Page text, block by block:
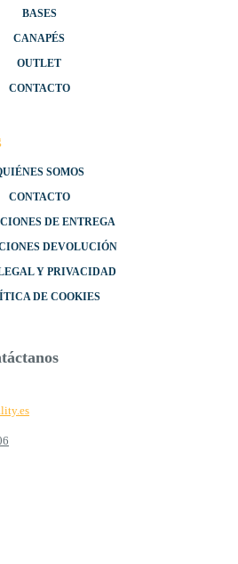
BASES
CANAPÉS
OUTLET
CONTACTO
SOMOS
CONTACTO
DE ENTREGA
DEVOLUCIÓN
Y PRIVACIDAD
DE COOKIES